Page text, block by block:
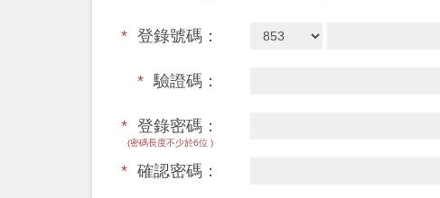
* 登錄號碼：
* 驗證碼：
* 登錄密碼：
(密碼長度不少於6位 )
* 確認密碼：